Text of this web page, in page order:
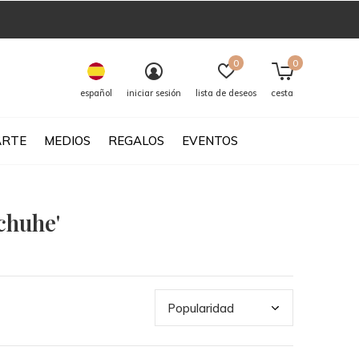
MEDIOS REGALOS EVENTOS
español iniciar sesión lista de deseos
0
cesta
0